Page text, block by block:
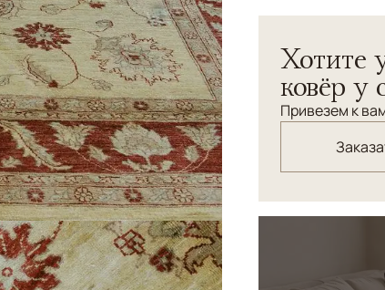
Афганский
Хотите
ковёр у
Привезем к